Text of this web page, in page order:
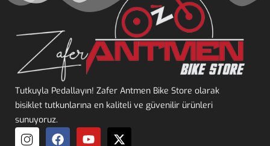
Tutkuyla Pedallayın! Zafer Antmen Bike Store olarak
bisiklet tutkunlarına en kaliteli ve güvenilir ürünleri
sunuyoruz.